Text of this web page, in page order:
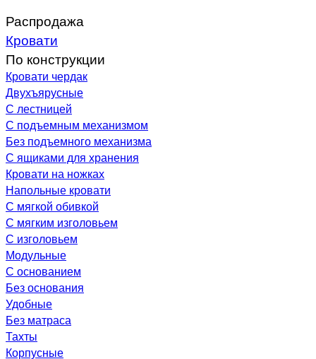
Распродажа
Кровати
По конструкции
Кровати чердак
Двухъярусные
С лестницей
С подъемным механизмом
Без подъемного механизма
С ящиками для хранения
Кровати на ножках
Напольные кровати
С мягкой обивкой
С мягким изголовьем
С изголовьем
Модульные
С основанием
Без основания
Удобные
Без матраса
Тахты
Корпусные